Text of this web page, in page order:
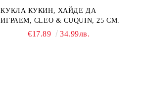
КУКЛА КУКИН, ХАЙДЕ ДА
ИГРАЕМ, CLEO & CUQUIN, 25 СМ.
€17.89 34.99лв.